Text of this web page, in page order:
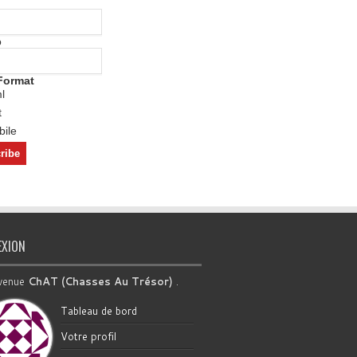
ChAT (Chasses Au Trésor) .
Tableau de bord
Votre profil